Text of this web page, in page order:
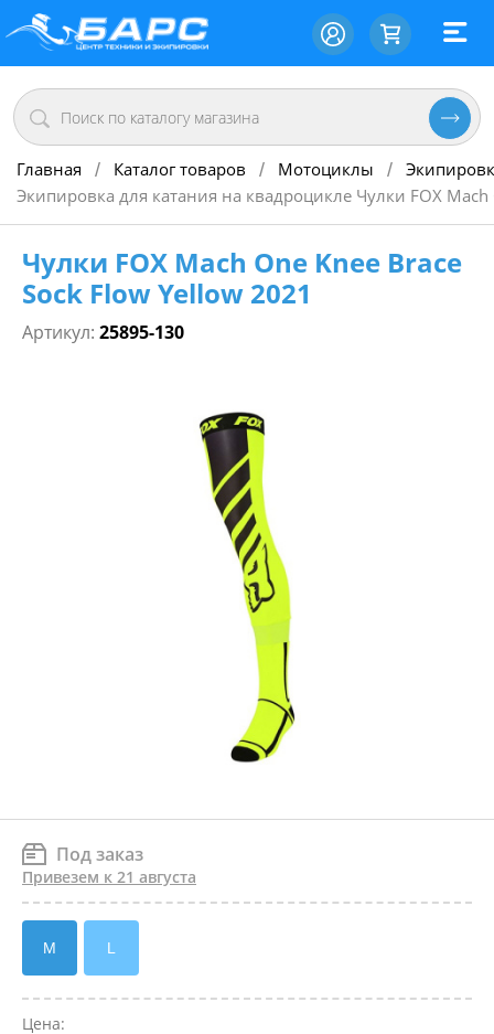
Главная / Каталог товаров / Мотоциклы /
Экипировка для катания на квадроцикле Чулки FOX Mach
Чулки FOX Mach One Knee Brace
Sock Flow Yellow 2021
Артикул: 25895-130
Под заказ
Привезем к 21 августа
M L
Цена: